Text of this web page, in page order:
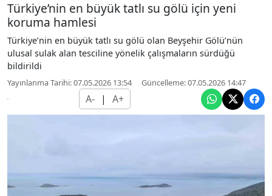
Türkiye’nin en büyük tatlı su gölü için yeni
koruma hamlesi
Türkiye’nin en büyük tatlı su gölü olan Beyşehir Gölü’nün
ulusal sulak alan tesciline yönelik çalışmaların sürdüğü
bildirildi
Yayınlanma Tarihi: 07.05.2026 13:54 Güncelleme: 07.05.2026 14:47
A- | A+